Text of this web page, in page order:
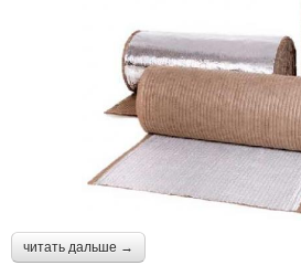
читать дальше →